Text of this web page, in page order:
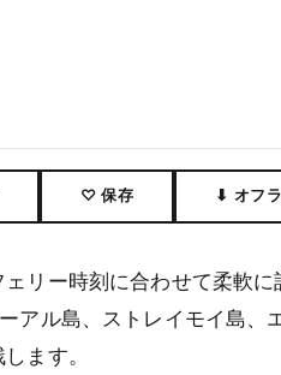
♡ 保存 ⬇ オフ
リー時刻に合わせて柔軟に
アル島、ストレイモイ島、
ます。